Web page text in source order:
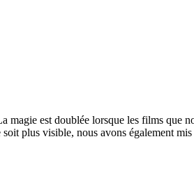
est doublée lorsque les films que
plus visible, nous avons également mis